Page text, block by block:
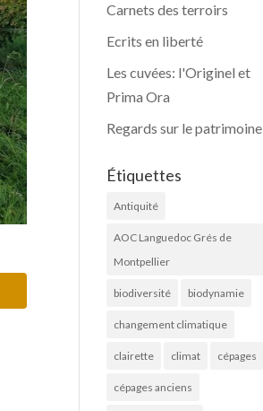
Carnets des terroirs
Ecrits en liberté
Les cuvées: l'Originel et
Prima Ora
Regards sur le patrimoine
Étiquettes
Antiquité
AOC Languedoc Grés de
Montpellier
biodiversité biodynamie
changement climatique
clairette climat cépages
cépages anciens